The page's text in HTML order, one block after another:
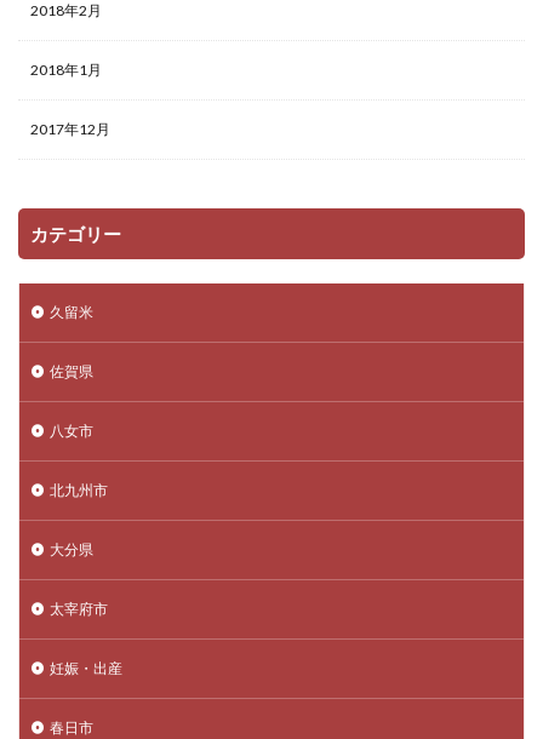
2018年2月
2018年1月
2017年12月
カテゴリー
久留米
佐賀県
八女市
北九州市
大分県
太宰府市
妊娠・出産
春日市